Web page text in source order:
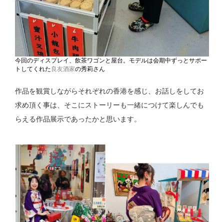
今回のディスプレイ、飲茶ワゴンと屋台。モデルは会期中ずっとサポー
トしてくれた 良友酒家の秀莉さん
作品を観賞しながらそれぞれの香港を感じ、お話しをしてお
求め頂く事は、そこにストーリーも一緒につけて楽しんでも
らえる作品展示であったかと思います。